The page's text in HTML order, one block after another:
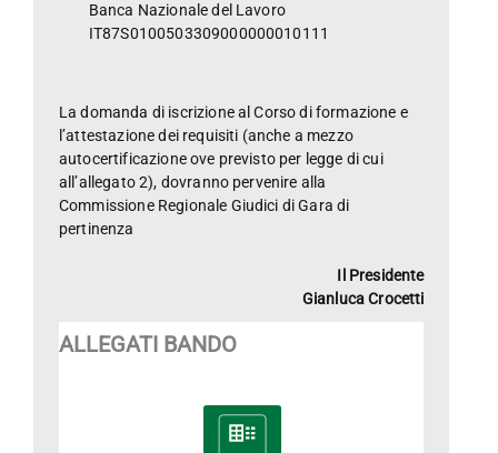
Banca Nazionale del Lavoro
IT87S0100503309000000010111
La domanda di iscrizione al Corso di formazione e
l’attestazione dei requisiti (anche a mezzo
autocertificazione ove previsto per legge di cui
all’allegato 2), dovranno pervenire alla
Commissione Regionale Giudici di Gara di
pertinenza
Il Presidente
Gianluca Crocetti
ALLEGATI BANDO